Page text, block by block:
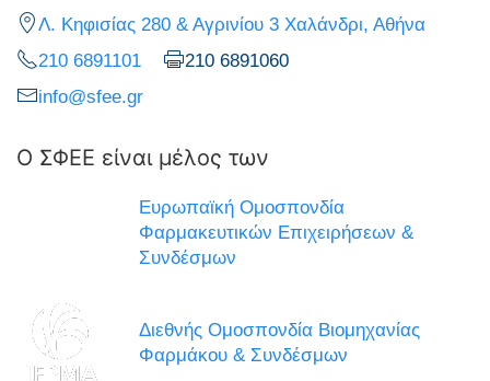
Λ. Κηφισίας 280 & Αγρινίου 3 Χαλάνδρι, Αθήνα
210 6891101
210 6891060
info@sfee.gr
Ο ΣΦΕΕ είναι μέλος των
Ευρωπαϊκή Ομοσπονδία
Φαρμακευτικών Επιχειρήσεων &
Συνδέσμων
Διεθνής Ομοσπονδία Βιομηχανίας
Φαρμάκου & Συνδέσμων